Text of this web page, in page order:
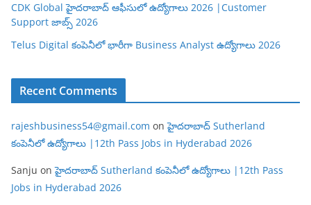
CDK Global హైదరాబాద్ ఆఫీసులో ఉద్యోగాలు 2026 |Customer
Support జాబ్స్ 2026
Telus Digital కంపెనీలో భారీగా Business Analyst ఉద్యోగాలు 2026
Recent Comments
rajeshbusiness54@gmail.com onహైదరాబాద్ Sutherland
కంపెనీలో ఉద్యోగాలు |12th Pass Jobs in Hyderabad 2026
Sanju onహైదరాబాద్ Sutherland కంపెనీలో ఉద్యోగాలు |12th Pass
Jobs in Hyderabad 2026